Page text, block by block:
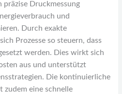
präzise Druckmessung
und
Durch exakte
Prozesse so steuern, dass
werden. Dies wirkt sich
aus und unterstützt
Die kontinuierliche
zudem eine schnelle